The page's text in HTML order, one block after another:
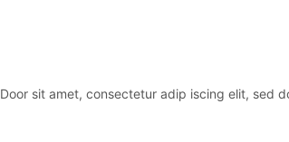
Door sit amet, consectetur adip iscing elit, sed